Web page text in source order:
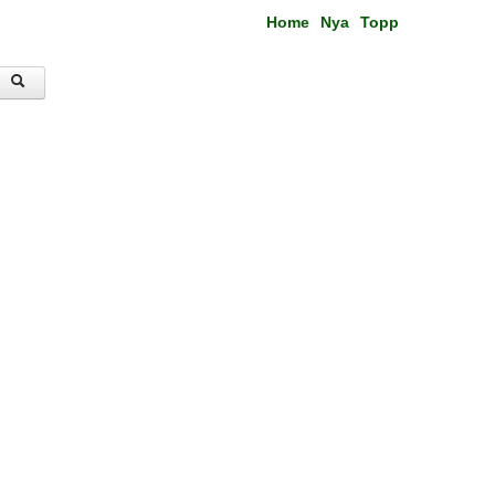
Home Nya Topp